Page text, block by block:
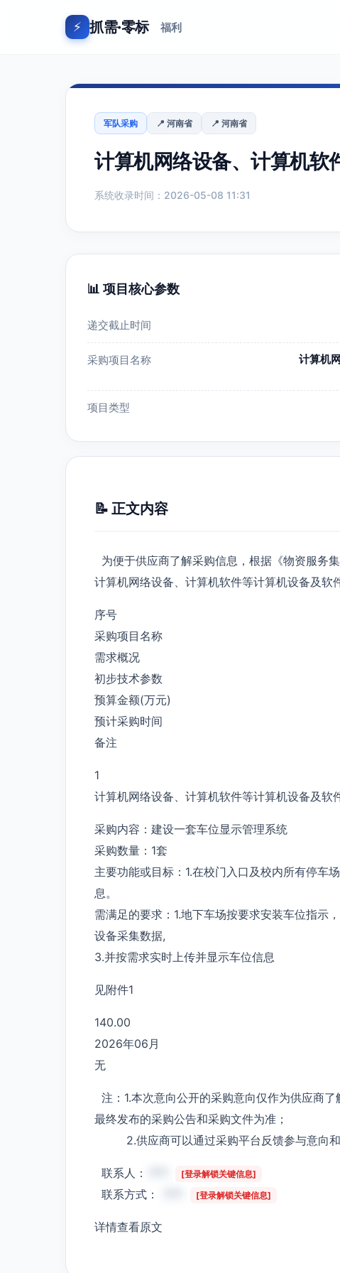
⚡ 抓需·零标 福利
军队采购 📍 河南省 📍 河南省
计算机网络设备、计算机软
系统收录时间：2026-05-08 11:31
📊 项目核心参数
递交截止时间
采购项目名称
计算机
项目类型
📝 正文内容
为便于供应商了解采购信息，根据《物资服务
计算机网络设备、计算机软件等计算机设备及软
序号
采购项目名称
需求概况
初步技术参数
预算金额(万元)
预计采购时间
备注
1
计算机网络设备、计算机软件等计算机设备及软
采购内容：建设一套车位显示管理系统
采购数量：1套
主要功能或目标：1.在校门入口及校内所有停车
息。
需满足的要求：1.地下车场按要求安装车位指示
设备采集数据,
3.并按需求实时上传并显示车位信息
见附件1
140.00
2026年06月
无
注：1.本次意向公开的采购意向仅作为供应商
最终发布的采购公告和采购文件为准；
2.供应商可以通过采购平台反馈参与意向和
联系人： [登录解锁关键信息]
联系方式： [登录解锁关键信息]
详情查看原文